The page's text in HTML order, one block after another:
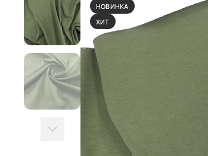
НОВИНКА
ХИТ